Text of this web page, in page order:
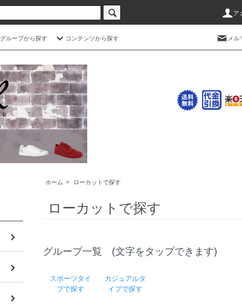
ア
グループから探す コンテンツから探す メル
ホーム > ローカットで探す
ローカットで探す
グループ一覧 (文字をタップできます)
スポーツタイ
プで探す
カジュアルタ
イプで探す